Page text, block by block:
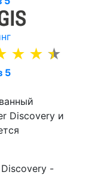
5
Discovery и
-